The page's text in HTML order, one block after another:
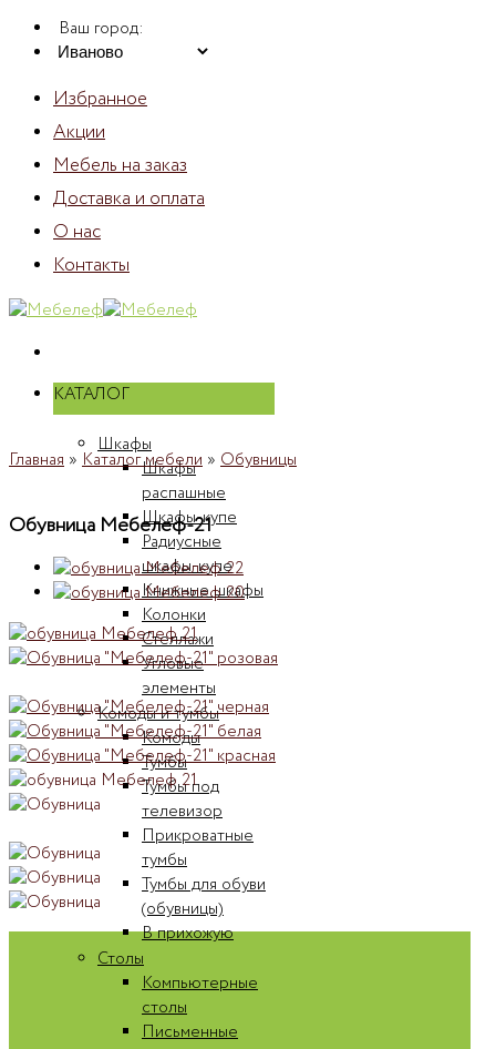
Skip
Ваш город:
Избранное
Акции
Мебель на заказ
Доставка и оплата
О нас
Контакты
КАТАЛОГ
Шкафы
Шкафы
распашные
Шкафы-купе
Радиусные
шкафы-купе
Книжные шкафы
Колонки
Стеллажи
Угловые
элементы
Комоды и тумбы
Комоды
Тумбы
Тумбы под
телевизор
Прикроватные
тумбы
Тумбы для обуви
(обувницы)
В прихожую
Столы
Компьютерные
столы
Письменные
Главная » Каталог мебели » Обувницы
Обувница Мебелеф-21